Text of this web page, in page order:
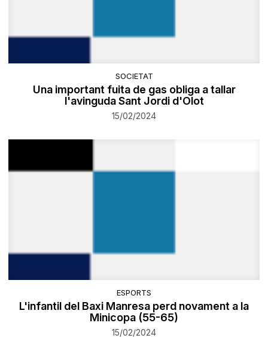
SOCIETAT
​Una important fuita de gas obliga a tallar
l'avinguda Sant Jordi d'Olot
15/02/2024
ESPORTS
L'infantil del Baxi Manresa perd novament a la
Minicopa (55-65)
15/02/2024